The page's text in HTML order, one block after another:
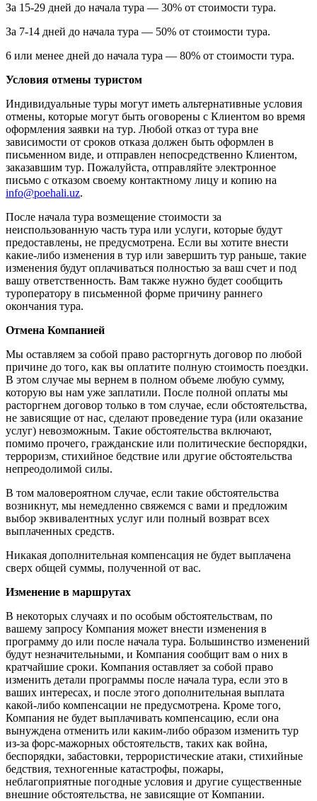
За 15-29 дней до начала тура — 30% от стоимости тура.
За 7-14 дней до начала тура — 50% от стоимости тура.
6 или менее дней до начала тура — 80% от стоимости тура.
Условия отмены туристом
Индивидуальные туры могут иметь альтернативные условия
отмены, которые могут быть оговорены с Клиентом во время
оформления заявки на тур. Любой отказ от тура вне
зависимости от сроков отказа должен быть оформлен в
письменном виде, и отправлен непосредственно Клиентом,
заказавшим тур. Пожалуйста, отправляйте электронное
письмо с отказом своему контактному лицу и копию на
info@poehali.uz.
После начала тура возмещение стоимости за
неиспользованную часть тура или услуги, которые будут
предоставлены, не предусмотрена. Если вы хотите внести
какие-либо изменения в тур или завершить тур раньше, такие
изменения будут оплачиваться полностью за ваш счет и под
вашу ответственность. Вам также нужно будет сообщить
туроператору в письменной форме причину раннего
окончания тура.
Отмена Компанией
Мы оставляем за собой право расторгнуть договор по любой
причине до того, как вы оплатите полную стоимость поездки.
В этом случае мы вернем в полном объеме любую сумму,
которую вы нам уже заплатили. После полной оплаты мы
расторгнем договор только в том случае, если обстоятельства,
не зависящие от нас, сделают проведение тура (или оказание
услуг) невозможным. Такие обстоятельства включают,
помимо прочего, гражданские или политические беспорядки,
терроризм, стихийное бедствие или другие обстоятельства
непреодолимой силы.
В том маловероятном случае, если такие обстоятельства
возникнут, мы немедленно свяжемся с вами и предложим
выбор эквивалентных услуг или полный возврат всех
выплаченных средств.
Никакая дополнительная компенсация не будет выплачена
сверх общей суммы, полученной от вас.
Изменение в маршрутах
В некоторых случаях и по особым обстоятельствам, по
вашему запросу Компания может внести изменения в
программу до или после начала тура. Большинство изменений
будут незначительными, и Компания сообщит вам о них в
кратчайшие сроки. Компания оставляет за собой право
изменить детали программы после начала тура, если это в
ваших интересах, и после этого дополнительная выплата
какой-либо компенсации не предусмотрена. Кроме того,
Компания не будет выплачивать компенсацию, если она
вынуждена отменить или каким-либо образом изменить тур
из-за форс-мажорных обстоятельств, таких как война,
беспорядки, забастовки, террористические атаки, стихийные
бедствия, техногенные катастрофы, пожары,
неблагоприятные погодные условия и другие существенные
внешние обстоятельства, не зависящие от Компании.